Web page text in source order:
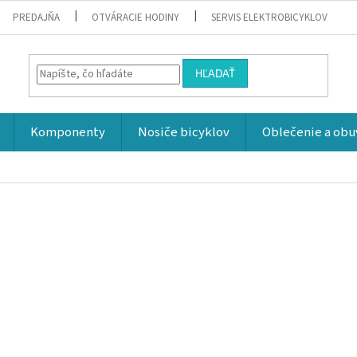
PREDAJŇA OTVÁRACIE HODINY SERVIS ELEKTROBICYKLOV
HĽADAŤ
Komponenty Nosiče bicyklov Oblečenie a